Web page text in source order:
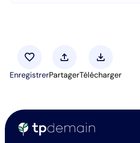
favorite
Enregistrer
upload
Partager
download
Télécharger